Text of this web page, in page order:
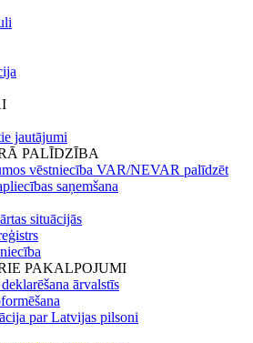
jautājumi
PALĪDZĪBA
vēstniecība VAR/NEVAR palīdzēt
saņemšana
situācijās
PAKALPOJUMI
ārvalstīs
par Latvijas pilsoni